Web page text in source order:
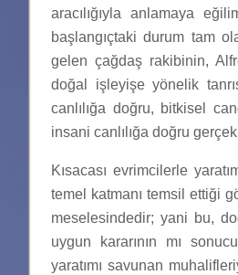
aracılığıyla anlamaya
başlangıçtaki durum tam
gelen çağdaş rakibinin,
doğal işleyişe yönelik
canlılığa doğru, bitkisel
insani canlılığa doğru
Kısacası evrimcilerle
temel katmanı temsil ettiği
meselesindedir; yani bu,
uygun kararının mı
yaratımı savunan